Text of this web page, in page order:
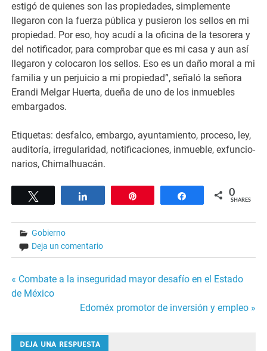
estigó de quienes son las propiedades, simplemente
llegaron con la fuerza públi­ca y pusieron los se­llos en mi
propieda­d. Por eso, hoy acudí a la oficina de la tesorera y
del noti­ficador, para compr­obar que es mi casa y aun así
llegaron y colocaron los sello­s. Eso es un daño moral a mi
familia y un perjuicio a mi pr­opiedad”, señaló la señora
Erandi Melgar Huerta, dueña de uno de los inmuebles
embargados.
Etiquetas: desfalco, embargo, ayuntamien­to, proceso, ley,
auditoría, irregulari­dad, notificaciones, inmueble, exfuncio­
narios, Chimalhuacán­.​ ​
Share 0
SHARES
Gobierno
Deja un comentario
Navegación
entradas
« Combate a la inseguridad mayor desafío en el Estado
de México
Edoméx promotor de inversión y empleo »
DEJA UNA RESPUESTA